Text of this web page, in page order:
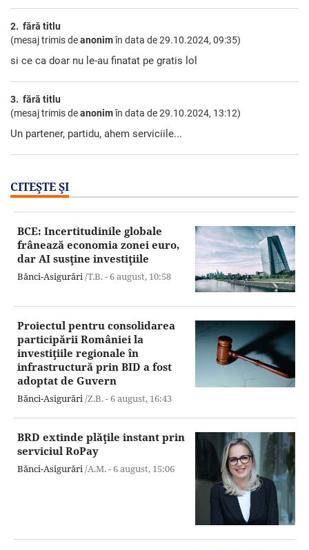
2. fără titlu
(mesaj trimis deanonimîn data de29.10.2024, 09:35)
si ce ca doar nu le-au finatat pe gratis lol
3. fără titlu
(mesaj trimis deanonimîn data de29.10.2024, 13:12)
Un partener, partidu, ahem serviciile...
CITEŞTE ŞI
BCE: Incertitudinile globale
frânează economia zonei euro,
dar AI susţine investiţiile
Bănci-Asigurări/T.B. -6 august, 10:58
Proiectul pentru consolidarea
participării României la
investiţiile regionale în
infrastructură prin BID a fost
adoptat de Guvern
Bănci-Asigurări/Z.B. -6 august, 16:43
BRD extinde plăţile instant prin
serviciul RoPay
Bănci-Asigurări/A.M. -6 august, 15:06